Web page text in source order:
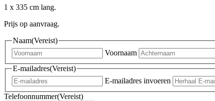
1 x 335 cm lang.
Prijs op aanvraag.
Naam(Vereist)
Voornaam
E-mailadres(Vereist)
E-mailadres invoeren
Telefoonnummer(Vereist)